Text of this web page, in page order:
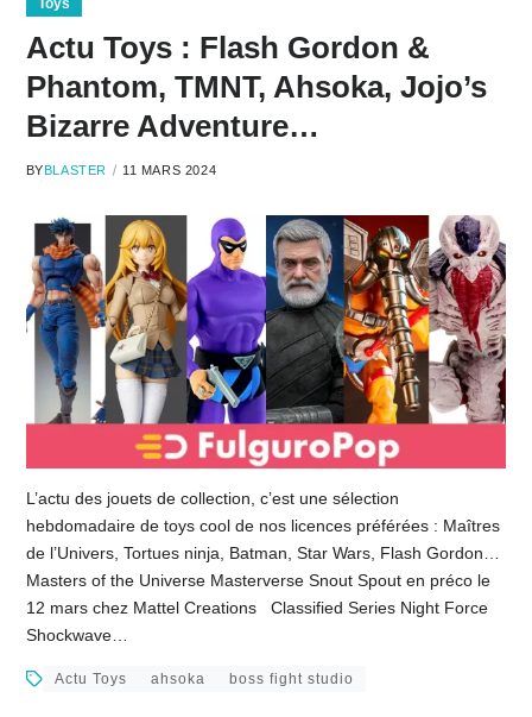
Toys
Actu Toys : Flash Gordon &
Phantom, TMNT, Ahsoka, Jojo’s
Bizarre Adventure…
BYBLASTER 11 MARS 2024
L’actu des jouets de collection, c’est une sélection
hebdomadaire de toys cool de nos licences préférées : Maîtres
de l’Univers, Tortues ninja, Batman, Star Wars, Flash Gordon…
Masters of the Universe Masterverse Snout Spout en préco le
12 mars chez Mattel Creations Classified Series Night Force
Shockwave…
Actu Toys ahsoka boss fight studio